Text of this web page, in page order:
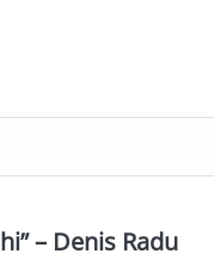
– Denis Radu